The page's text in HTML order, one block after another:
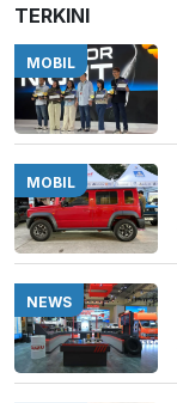
TERKINI
MOBIL
MOBIL
NEWS